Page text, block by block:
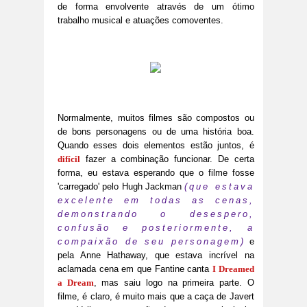
de forma envolvente através de um ótimo
trabalho musical e atuações comoventes.
Normalmente, muitos filmes são compostos ou
de bons personagens ou de uma história boa.
Quando esses dois elementos estão juntos, é
difícil fazer a combinação funcionar. De certa
forma, eu estava esperando que o filme fosse
'carregado' pelo Hugh Jackman(que estava
excelente em todas as cenas,
demonstrando o desespero,
confusão e posteriormente, a
compaixão de seu personagem) e
pela Anne Hathaway, que estava incrível na
aclamada cena em que Fantine cantaI Dreamed
a Dream , mas saiu logo na primeira parte. O
filme, é claro, é muito mais que a caça de Javert